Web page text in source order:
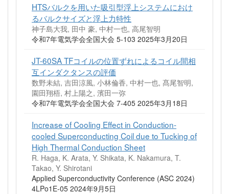
HTSバルクを用いた吸引型浮上システムにおけ
るバルクサイズと浮上力特性
神子島大我, 田中 豪, 中村一也, 高尾智明
令和7年電気学会全国大会 5-103 2025年3月20日
JT-60SA TFコイルの位置ずれによるコイル間相
互インダクタンスの評価
数野未結, 吉田涼風, 小林倫香, 中村一也, 髙尾智明,
園田翔梧, 村上陽之, 濱田一弥
令和7年電気学会全国大会 7-405 2025年3月18日
Increase of Cooling Effect in Conduction-
cooled Superconducting Coil due to Tucking of
High Thermal Conduction Sheet
R. Haga, K. Arata, Y. Shikata, K. Nakamura, T.
Takao, Y. Shirotani
Applied Superconductivity Conference (ASC 2024)
4LPo1E-05 2024年9月5日